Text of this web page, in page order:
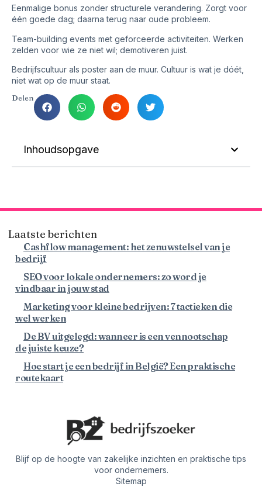
Eenmalige bonus zonder structurele verandering. Zorgt voor
één goede dag; daarna terug naar oude probleem.
Team-building events met geforceerde activiteiten. Werken
zelden voor wie ze niet wil; demotiveren juist.
Bedrijfscultuur als poster aan de muur. Cultuur is wat je dóét,
niet wat op de muur staat.
Delen
Inhoudsopgave
Laatste berichten
Cashflow management: het zenuwstelsel van je
bedrijf
SEO voor lokale ondernemers: zo word je
vindbaar in jouw stad
Marketing voor kleine bedrijven: 7 tactieken die
wel werken
De BV uitgelegd: wanneer is een vennootschap
de juiste keuze?
Hoe start je een bedrijf in België? Een praktische
routekaart
Blijf op de hoogte van zakelijke inzichten en praktische tips
voor ondernemers.
Sitemap